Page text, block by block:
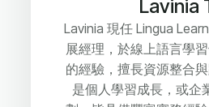
Lavinia
Lavinia 現任 Lingua
展經理，於線上語言學
的經驗，擅長資源整合
是個人學習成長，或企